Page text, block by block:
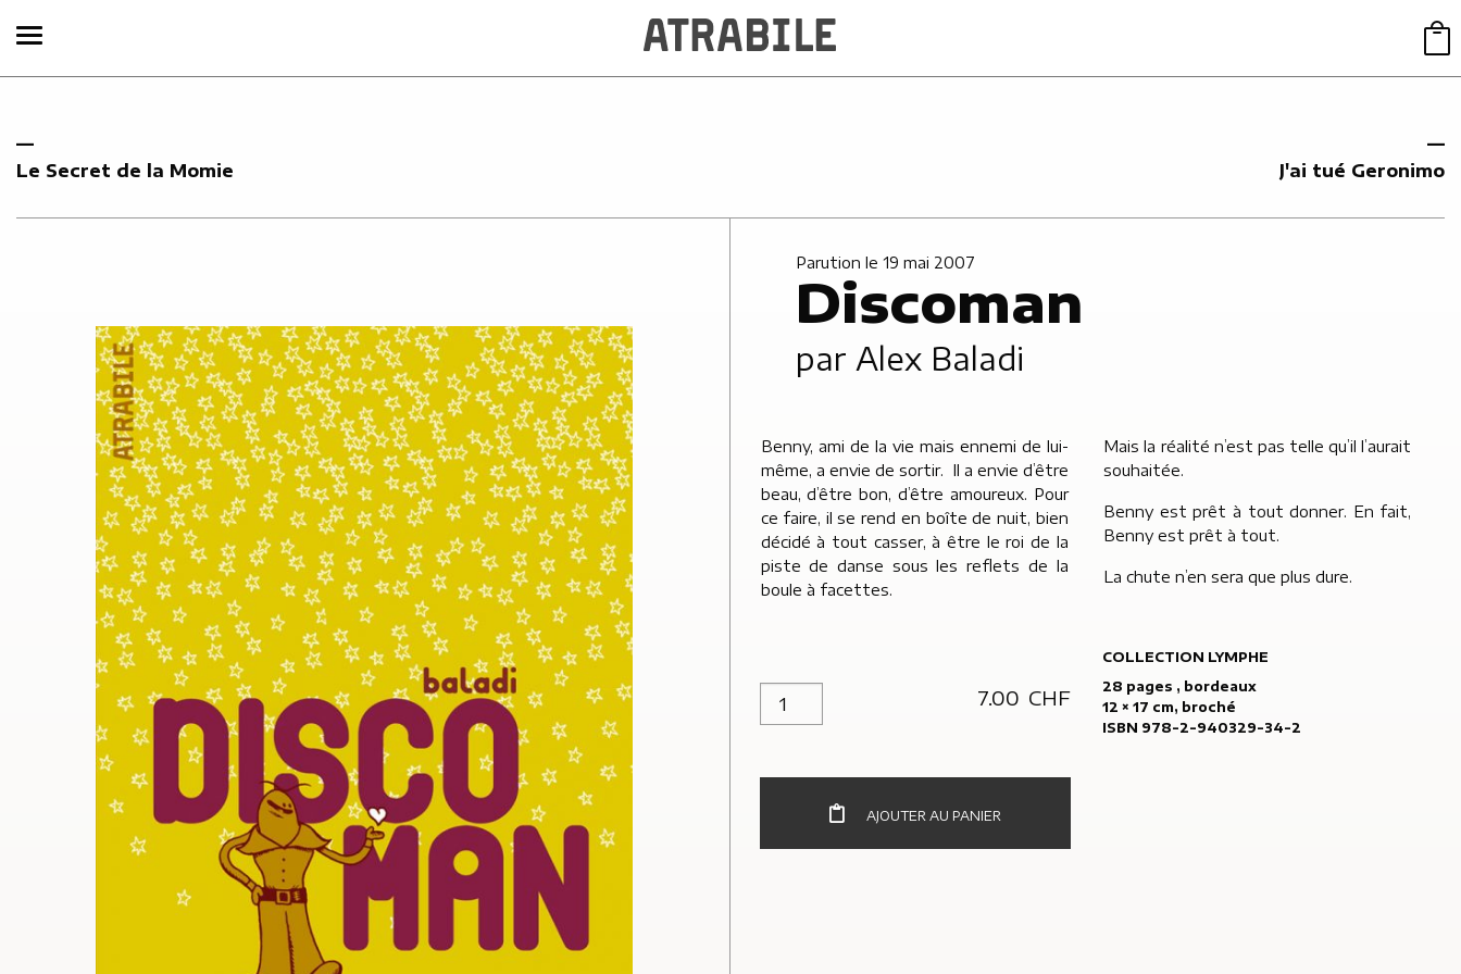
Le Secret de la Momie J'ai tué Geronimo
Parution le 19 mai 2007
Discoman
par Alex Baladi
Benny, ami de la vie mais ennemi de lui-
même, a envie de sortir. Il a envie d’être
beau, d’être bon, d’être amoureux. Pour
ce faire, il se rend en boîte de nuit, bien
décidé à tout casser, à être le roi de la
piste de danse sous les reflets de la
boule à facettes.
Mais la réalité n’est pas telle qu’il l’aurait
souhaitée.
Benny est prêt à tout donner. En fait,
Benny est prêt à tout.
La chute n’en sera que plus dure.
COLLECTION LYMPHE
28 pages , bordeaux
12 × 17 cm, broché
ISBN 978-2-940329-34-2
quantité de Discoman 7.00 CHF
AJOUTER AU PANIER